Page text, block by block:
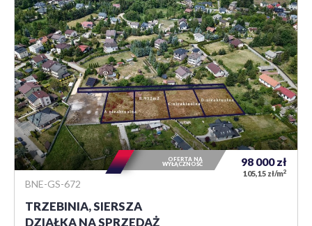
BNE-GS-672
TRZEBINIA, SIERSZA
DZIAŁKA NA SPRZEDAŻ
98 000zł
105,15 zł/m2
OFERTA NA
WYŁĄCZNOŚĆ